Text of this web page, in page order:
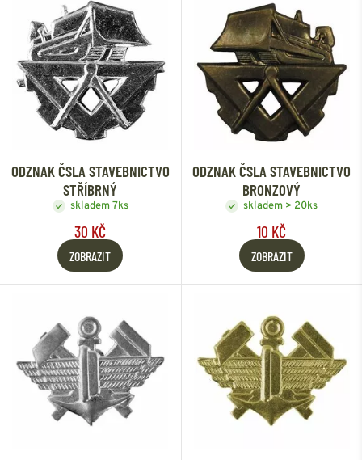
ODZNAK ČSLA STAVEBNICTVO
STŘÍBRNÝ
skladem 7ks
30 KČ
ZOBRAZIT
ODZNAK ČSLA STAVEBNICTVO
BRONZOVÝ
skladem > 20ks
10 KČ
ZOBRAZIT